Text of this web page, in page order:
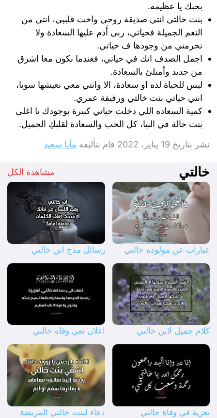
بحبك يا عظيمه.
بنت خالتي انتي صديقة روحي واخت قلببي، انتي من
النعم الجميلة فحياتي، ربي أَدم عليها السعادة ولا
تحرمني من وجودها ف حياتي.
اجمل الصدف انك في حياتي، فعندما نكون معا اشرق
من جديد وأمتلئ بالسعادة.
ليس للحياة لذه او سعادة، الا وانتي معي نعيشها سويا،
انتي حياتي بنت خالتي ورفيقة عمري.
كمية السعاده اللي دخلت حياتي كبيرة بوجودك يا اغلى
بنت خالة في النيا، كل الحب والسعادة لقلبكِ الجميل.
نشر بتاريخ 19 يناير، 2022 قام بتأليفه مآيا سعيد
خالتي مشاهدة الكل
عبارات عن مولودة خالتي رسائل مدح ابن خالتي
كلام جميل لابن خالتي اعلان نعي وفاة خالتي
تعزية في وفاة خالتي
دعاء لبنت خالتي المريضة